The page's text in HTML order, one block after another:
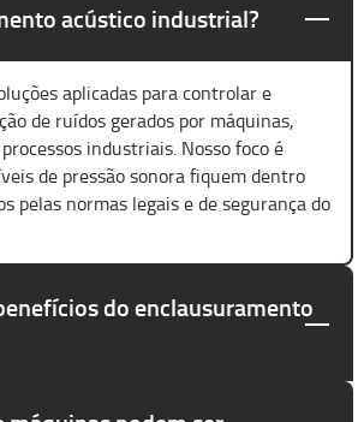
acústico industrial?
aplicadas para controlar e
de ruídos gerados por máquinas,
industriais. Nosso foco é
de pressão sonora fiquem dentro
pelas normas legais e de segurança do
do enclausuramento